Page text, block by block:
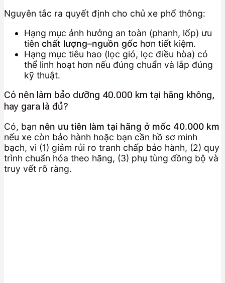
Nguyên tắc ra quyết định cho chủ xe phổ thông:
Hạng mục ảnh hưởng an toàn (phanh, lốp) ưu
tiên chất lượng–nguồn gốc hơn tiết kiệm.
Hạng mục tiêu hao (lọc gió, lọc điều hòa) có
thể linh hoạt hơn nếu đúng chuẩn và lắp đúng
kỹ thuật.
Có nên làm bảo dưỡng 40.000 km tại hãng không,
hay gara là đủ?
Có, bạn nên ưu tiên làm tại hãng ở mốc 40.000 km
nếu xe còn bảo hành hoặc bạn cần hồ sơ minh
bạch, vì (1) giảm rủi ro tranh chấp bảo hành, (2) quy
trình chuẩn hóa theo hãng, (3) phụ tùng đồng bộ và
truy vết rõ ràng.